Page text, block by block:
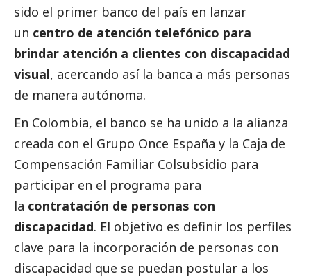
sido el primer banco del país en lanzar
un centro de atención telefónico para
brindar atención a clientes con discapacidad
visual, acercando así la banca a más personas
de manera autónoma.
En Colombia, el banco se ha unido a la alianza
creada con el Grupo Once España y la Caja de
Compensación Familiar Colsubsidio para
participar en el programa para
la contratación de personas con
discapacidad. El objetivo es definir los perfiles
clave para la incorporación de personas con
discapacidad que se puedan postular a los